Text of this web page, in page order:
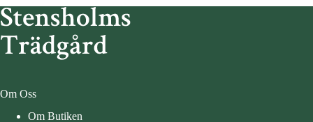
Om Oss
Om Butiken